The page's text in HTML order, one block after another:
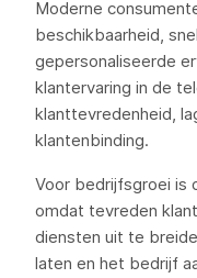
Moderne
beschikbaarheid,
gepersonaliseerde
klantervaring in de
klanttevredenheid,
klantenbinding.
Voor bedrijfsgroei is
omdat tevreden
diensten uit te
laten en het bedrijf